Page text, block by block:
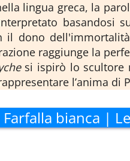
lingua greca, la
basandosi
il dono
raggiunge la
si ispirò lo scultore
l’anima
Farfalla bianca |